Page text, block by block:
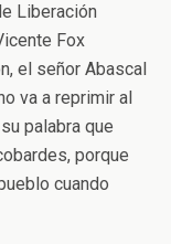
Liberación
Fox
el señor Abascal
va a reprimir al
palabra que
porque
cuando